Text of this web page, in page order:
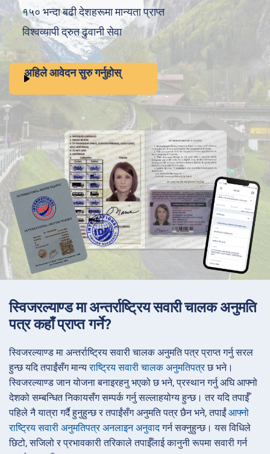
१५० भन्दा बढी देशहरूमा मान्यता प्राप्त
विश्वव्यापी द्रुत ढुवानी सेवा
अहिले आवेदन सुरु गर्नुहोस्
स्विजरल्याण्ड मा अन्तर्राष्ट्रिय सवारी चालक अनुमति
पत्र कहाँ प्राप्त गर्ने?
स्विजरल्याण्ड मा अन्तर्राष्ट्रिय सवारी चालक अनुमति पत्र प्राप्त गर्नु सरल
हुन्छ यदि तपाईंसँग मान्यराष्ट्रिय सवारी चालक अनुमतिपत्रछ भने।
स्विजरल्याण्ड जान योजना बनाइरहनु भएको छ भने, प्रस्थान गर्नु अघि आफ्नो
देशको सम्बन्धित निकायसँग सम्पर्क गर्नु सल्लाहयोग्य हुन्छ। तर यदि तपाईँ
पहिले नै यात्रा गर्दै हुनुहुन्छ र तपाईंसँग अनुमति पत्र छैन भने, तपाईंआफ्नो
राष्ट्रिय सवारी अनुमतिपत्र अनलाइन अनुवादगर्न सक्नुहुन्छ। यस विधिले
छिटो, सजिलो र प्रभावकारी तरिकाले तपाईँलाई कानुनी रूपमा सवारी गर्न